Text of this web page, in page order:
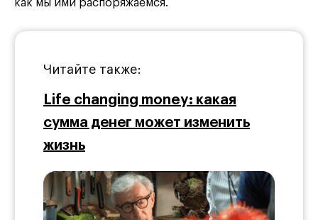
как мы ими распоряжаемся.
Читайте также:
Life changing money: какая
сумма денег может изменить
жизнь